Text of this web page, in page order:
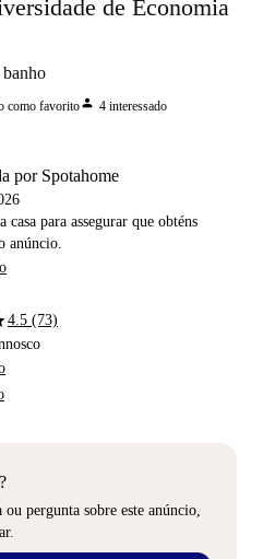
de Economia
banho
como favoritoperson 4 interessado
por Spotahome
casa para assegurar que obténs
anúncio.
4.5 (73)
pergunta sobre este anúncio,